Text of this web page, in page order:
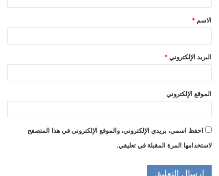
ق
*
الاسم *
البريد الإلكتروني *
الموقع الإلكتروني
احفظ اسمي، بريدي الإلكتروني، والموقع الإلكتروني في هذا المتصفح
لاستخدامها المرة المقبلة في تعليقي.